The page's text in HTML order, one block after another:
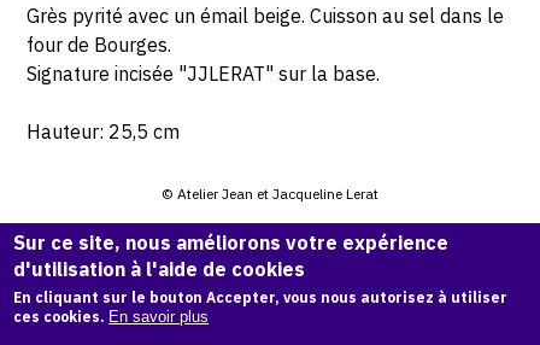
Grès pyrité avec un émail beige. Cuisson au sel dans le
four de Bourges.
Signature incisée "JJLERAT" sur la base.
Hauteur: 25,5 cm
© Atelier Jean et Jacqueline Lerat
CITER CETTE ŒUVRE
Jacqueline Lerat,Coiffe conique (Pot couvert), 1961.
Catalogue raisonné de Jean et Jacqueline Lerat
Sur ce site, nous améliorons votre expérience
d'utilisation à l'aide de cookies
En cliquant sur le bouton Accepter, vous nous autorisez à utiliser
ces cookies. En savoir plus